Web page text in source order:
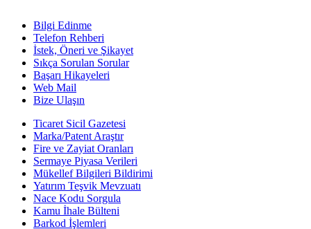
Bilgi Edinme
Telefon Rehberi
İstek, Öneri ve Şikayet
Sıkça Sorulan Sorular
Başarı Hikayeleri
Web Mail
Bize Ulaşın
Ticaret Sicil Gazetesi
Marka/Patent Araştır
Fire ve Zayiat Oranları
Sermaye Piyasa Verileri
Mükellef Bilgileri Bildirimi
Yatırım Teşvik Mevzuatı
Nace Kodu Sorgula
Kamu İhale Bülteni
Barkod İşlemleri